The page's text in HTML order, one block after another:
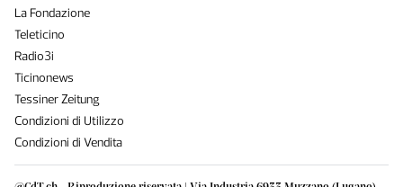
La Fondazione
Teleticino
Radio3i
Ticinonews
Tessiner Zeitung
Condizioni di Utilizzo
Condizioni di Vendita